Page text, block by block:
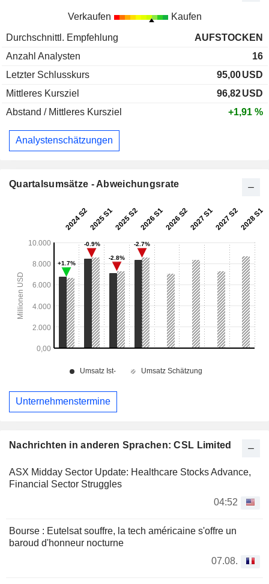
Nachrichten in anderen Sprachen: CSL Limited
ASX Midday Sector Update: Healthcare Stocks Advance,
Financial Sector Struggles
04:52
Bourse : Eutelsat souffre, la tech américaine s'offre un
baroud d'honneur nocturne
07.08.
Verkaufen Kaufen
Durchschnittl. Empfehlung
AUFSTOCKEN
Anzahl Analysten
16
Letzter Schlusskurs
95,00USD
Mittleres Kursziel
96,82USD
Abstand / Mittleres Kursziel
+1,91 %
Analystenschätzungen
Quartalsumsätze - Abweichungsrate
Unternehmenstermine